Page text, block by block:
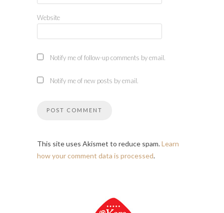
Website
Notify me of follow-up comments by email.
Notify me of new posts by email.
This site uses Akismet to reduce spam.Learn
how your comment data is processed.